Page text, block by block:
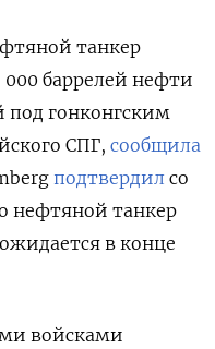
танкер
баррелей нефти
под гонконгским
СПГ, сообщила
подтвердил со
нефтяной танкер
в конце
войсками